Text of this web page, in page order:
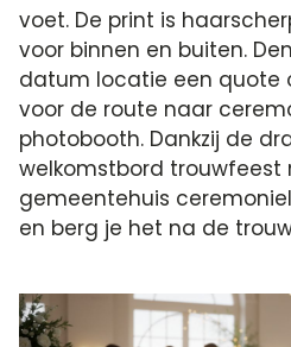
voet. De print is
voor binnen en buiten.
datum locatie een quote
voor de route naar
photobooth. Dankzij de
welkomstbord trouwfeest
gemeentehuis
en berg je het na de